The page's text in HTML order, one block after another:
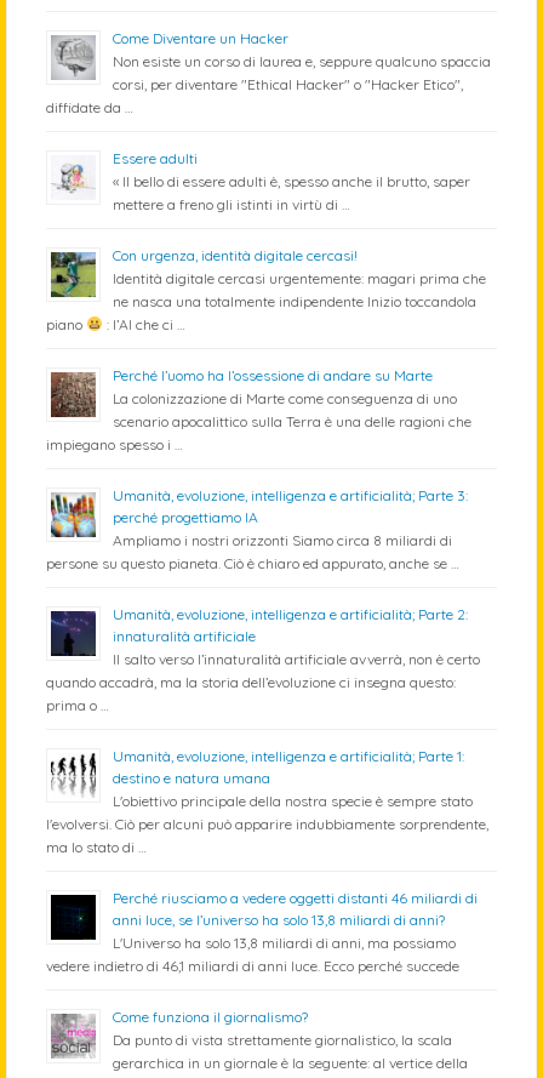
Come Diventare un Hacker
Non esiste un corso di laurea e, seppure qualcuno spaccia
corsi, per diventare "Ethical Hacker" o "Hacker Etico",
diffidate da …
Essere adulti
« Il bello di essere adulti è, spesso anche il brutto, saper
mettere a freno gli istinti in virtù di …
Con urgenza, identità digitale cercasi!
Identità digitale cercasi urgentemente: magari prima che
ne nasca una totalmente indipendente Inizio toccandola
piano
: l’AI che ci …
Perché l’uomo ha l’ossessione di andare su Marte
La colonizzazione di Marte come conseguenza di uno
scenario apocalittico sulla Terra è una delle ragioni che
impiegano spesso i …
Umanità, evoluzione, intelligenza e artificialità; Parte 3:
perché progettiamo IA
Ampliamo i nostri orizzonti Siamo circa 8 miliardi di
persone su questo pianeta. Ciò è chiaro ed appurato, anche se …
Umanità, evoluzione, intelligenza e artificialità; Parte 2:
innaturalità artificiale
Il salto verso l’innaturalità artificiale avverrà, non è certo
quando accadrà, ma la storia dell’evoluzione ci insegna questo:
prima o …
Umanità, evoluzione, intelligenza e artificialità; Parte 1:
destino e natura umana
L'obiettivo principale della nostra specie è sempre stato
l'evolversi. Ciò per alcuni può apparire indubbiamente sorprendente,
ma lo stato di …
Perché riusciamo a vedere oggetti distanti 46 miliardi di
anni luce, se l’universo ha solo 13,8 miliardi di anni?
L'Universo ha solo 13,8 miliardi di anni, ma possiamo
vedere indietro di 46,1 miliardi di anni luce. Ecco perché succede
Come funziona il giornalismo?
Da punto di vista strettamente giornalistico, la scala
gerarchica in un giornale è la seguente: al vertice della